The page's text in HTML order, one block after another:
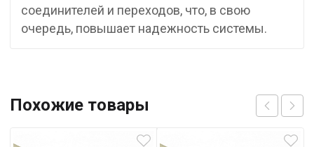
соединителей и переходов, что, в свою
очередь, повышает надежность системы.
Похожие товары